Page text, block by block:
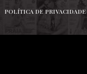
POLÍTICA DE PRIVACIDADE